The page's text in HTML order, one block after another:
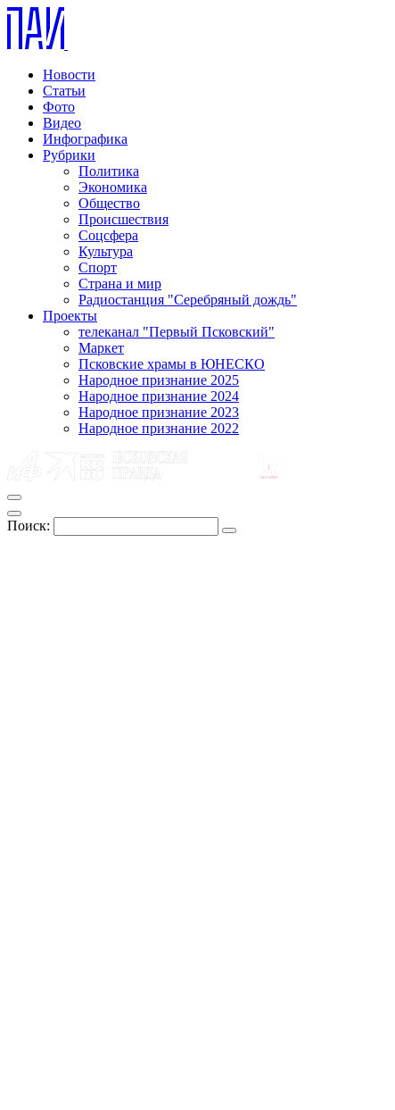
Новости
Статьи
Фото
Видео
Инфографика
Рубрики
Политика
Экономика
Общество
Происшествия
Соцсфера
Культура
Спорт
Страна и мир
Радиостанция "Серебряный дождь"
Проекты
телеканал "Первый Псковский"
Маркет
Псковские храмы в ЮНЕСКО
Народное признание 2025
Народное признание 2024
Народное признание 2023
Народное признание 2022
Поиск: